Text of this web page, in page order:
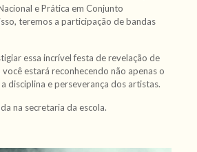
e Prática em Conjunto
teremos a participação de bandas
essa incrível festa de revelação de
estará reconhecendo não apenas o
disciplina e perseverança dos artistas.
na secretaria da escola.